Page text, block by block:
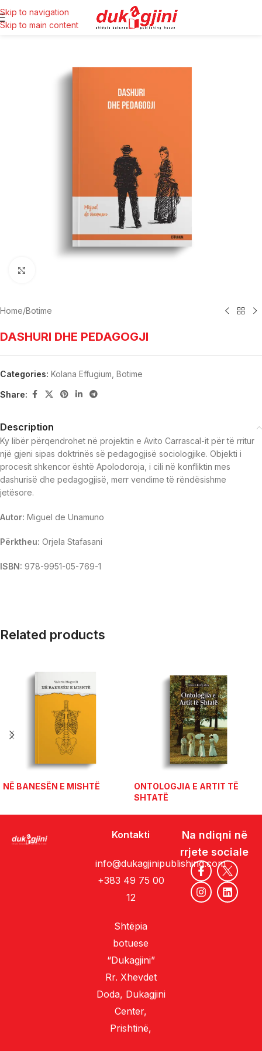
Skip to navigation
Skip to main content
Home/Botime
DASHURI DHE PEDAGOGJI
Categories: Kolana Effugium Botime
Share:
Description
Ky libër përqendrohet në projektin e Avito Carrascal-it për të rritur
një gjeni sipas doktrinës së pedagogjisë sociologjike. Objekti i
procesit shkencor është Apolodoroja, i cili në konfliktin mes
dashurisë dhe pedagogjisë, merr vendime të rëndësishme
jetësore.
Autor: Miguel de Unamuno
Përktheu: Orjela Stafasani
ISBN: 978-9951-05-769-1
Related products
NË BANESËN E MISHTË
ONTOLOGJIA E ARTIT TË
SHTATË
Kontakti
info@dukagjinipublishing.com
+383 49 75 00
12
Shtëpia
botuese
“Dukagjini”
Rr. Xhevdet
Doda, Dukagjini
Center,
Prishtinë,
Na ndiqni në
rrjete sociale